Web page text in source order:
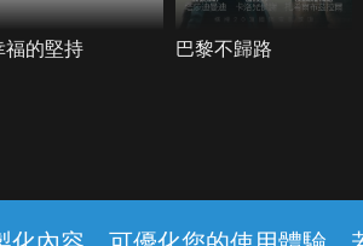
福的堅持 巴黎不歸路
線上客服